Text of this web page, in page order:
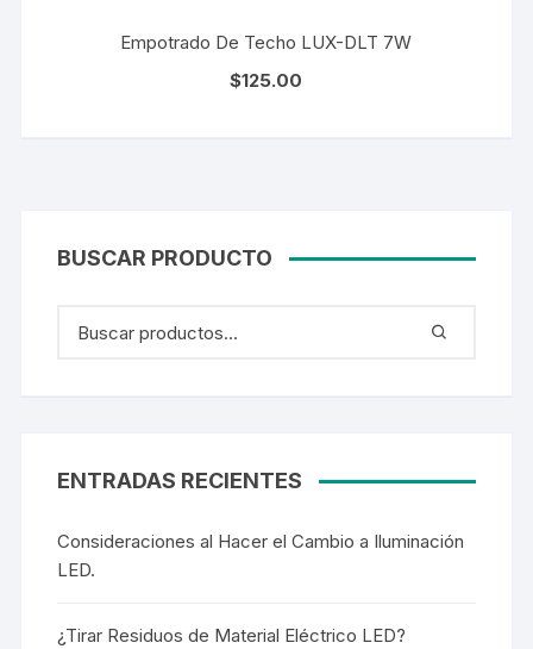
Empotrado De Techo LUX-DLT 7W
$125.00
BUSCAR PRODUCTO
ENTRADAS RECIENTES
Consideraciones al Hacer el Cambio a Iluminación
LED.
¿Tirar Residuos de Material Eléctrico LED?